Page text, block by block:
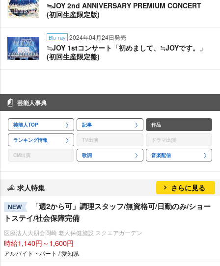
≒JOY 2nd ANNIVERSARY PREMIUM CONCERT
(初回生産限定版)
Blu-ray 2024年04月24日発売
≒JOY 1stコンサート「初めまして、≒JOYです。」
(初回生産限定盤)
芸能人事典
芸能人TOP 記事 作品
ランキング情報 TV出演 ドラマ出演
CM出演 歌詞 音楽配信
求人特集 さらに見る
NEW
「週2から可」調理スタッフ/無資格可/日勤のみ/ショー
トステイ/社会保障完備
医療法人大朋会岡崎 老人保健施設 スクエアガーデン
時給1,140円～1,600円
アルバイト・パート / 愛知県